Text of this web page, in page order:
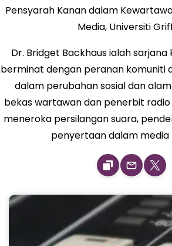
Pensyarah Kanan dalam
Media, Universiti
Dr. Bridget Backhaus ialah sarjana
berminat dengan peranan komuniti
dalam perubahan sosial dan
bekas wartawan dan penerbit radio
meneroka persilangan suara,
penyertaan dalam media